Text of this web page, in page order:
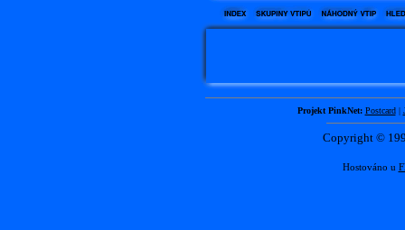
Projekt PinkNet: Postcard|
Copyright ©
Hostováno u